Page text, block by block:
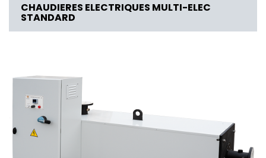
CHAUDIERES ELECTRIQUES MULTI-ELEC
STANDARD